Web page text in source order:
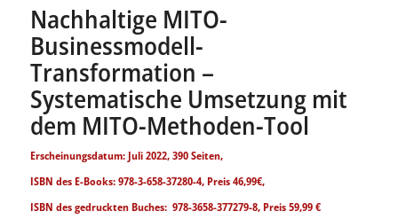
Nachhaltige MITO-
Businessmodell-
Transformation –
Systematische Umsetzung mit
dem MITO-Methoden-Tool
Erscheinungsdatum: Juli 2022, 390 Seiten,
ISBN des E-Books: 978-3-658-37280-4, Preis 46,99€,
ISBN des gedruckten Buches: 978-3658-377279-8, Preis 59,99 €